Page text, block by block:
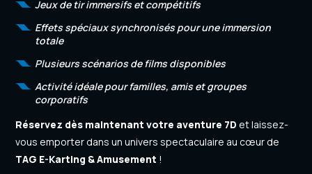
Jeux de tir immersifs et compétitifs
Effets spéciaux synchronisés pour une immersion
totale
Plusieurs scénarios de films disponibles
Activité idéale pour familles, amis et groupes
corporatifs
Réservez dès maintenant votre aventure 7D et laissez-
vous emporter dans un univers spectaculaire au cœur de
TAG E-Karting & Amusement !